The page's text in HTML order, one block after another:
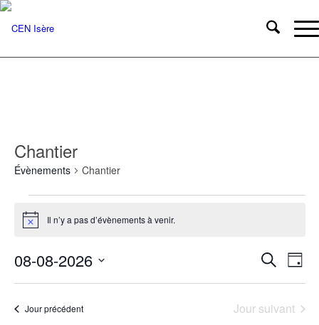
Chantier
Évènements Chantier
Évènements
for
8
août
2026
Notice Il n’y a pas d’évènements à venir.
et
Recherche
de
Jour
08-08-2026
date.Jour précédent Jour suivant